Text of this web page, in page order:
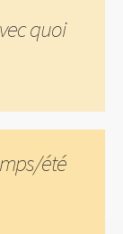
quoi
été